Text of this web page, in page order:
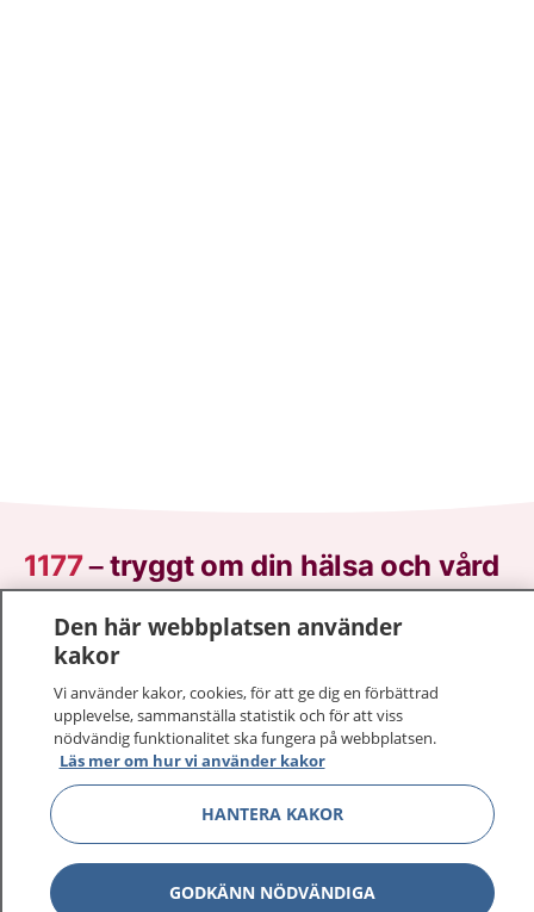
1177–tryggt om din hälsa och vård
På 1177.se får du råd om hälsa och information om
sjukdomar och vilka mottagningar du kan kontakta.
vårdärenden. Ring telefonnummer 1177 för
sjukvårdsrådgivning dygnet runt.
1177 ger dig råd när du vill må bättre.
Den här webbplatsen använder
kakor
Vi använder kakor, cookies, för att ge dig en förbättrad
upplevelse, sammanställa statistik och för att viss
nödvändig funktionalitet ska fungera på webbplatsen.
Läs mer om hur vi använder kakor
HANTERA KAKOR
GODKÄNN NÖDVÄNDIGA